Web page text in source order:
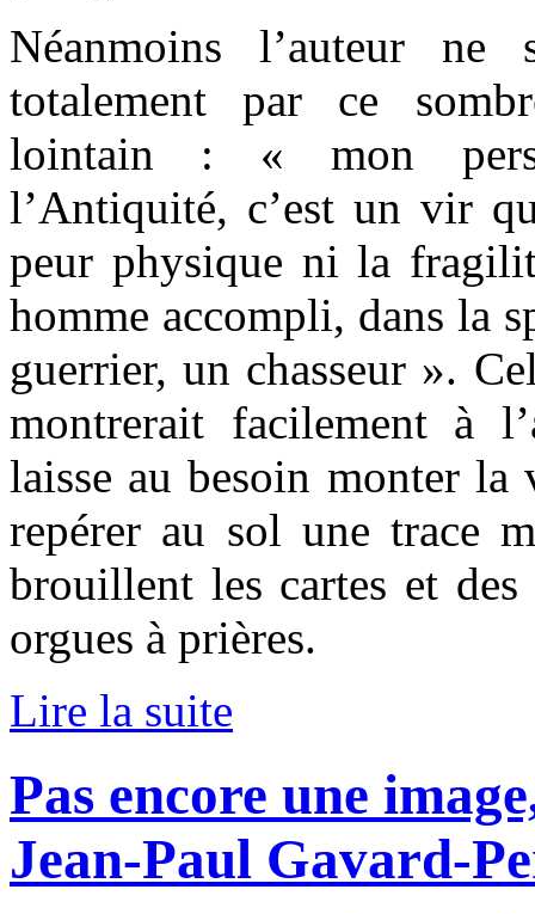
Néanmoins l’auteur ne
totalement par ce
lointain : « mon
l’Antiquité, c’est un vir
peur physique ni la
homme accompli, dans la
guerrier, un chasseur ».
montrerait facilement à
laisse au besoin monter
repérer au sol une trace
brouillent les cartes et
orgues à prières.
Lire la suite
Pas encore une
Jean-Paul Gavard-